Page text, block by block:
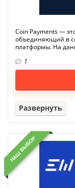
Coin Payments —
объединяющий в
платформы. На
1
Развернуть
НАШ ВЫБОР